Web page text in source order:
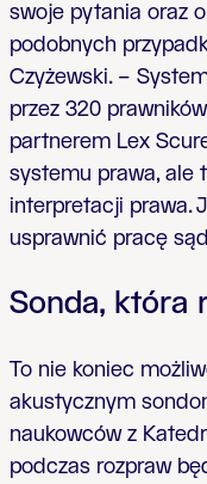
swoje pytania oraz
podobnych
Czyżewski. –
przez 320
partnerem Lex
systemu prawa, ale
interpretacji prawa.
usprawnić pracę
Sonda, która
To nie koniec
akustycznym
naukowców z
podczas rozpraw